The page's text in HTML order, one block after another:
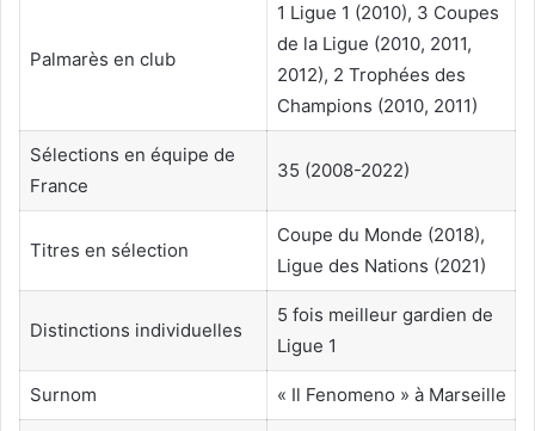
Palmarès en club
1 Ligue 1 (2010), 3 Coupes
de la Ligue (2010, 2011,
2012), 2 Trophées des
Champions (2010, 2011)
Sélections en équipe de
France
35 (2008-2022)
Titres en sélection
Coupe du Monde (2018),
Ligue des Nations (2021)
Distinctions individuelles
5 fois meilleur gardien de
Ligue 1
Surnom « Il Fenomeno » à Marseille